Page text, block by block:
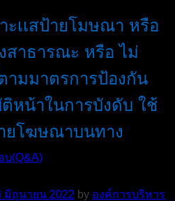
บ(Q&A)
ะเเสป้ายโมษณา หรือ
สาธารณะ หรือ ไม่
มมาตรการป้องกัน
หน้าในการบังดับ ใช้
ยโฆษณาบนทาง
มิถุนายน 2022 by องค์การบริหาร